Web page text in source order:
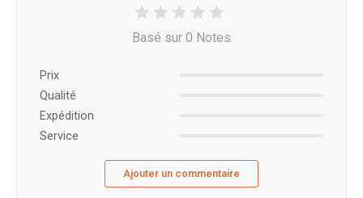
Basé sur 0 Notes
Prix ​​
Qualité
Expédition
Service
Ajouter un commentaire